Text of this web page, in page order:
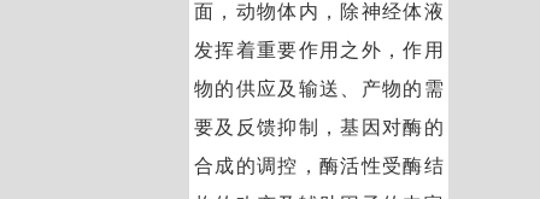
面，动物体内，除神经体液
发挥着重要作用之外，作用
物的供应及输送、产物的需
要及反馈抑制，基因对酶的
合成的调控，酶活性受酶结